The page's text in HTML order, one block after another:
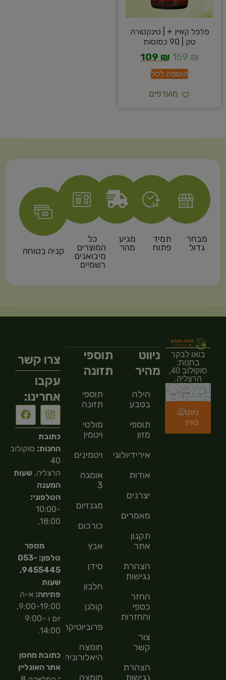
פלפל קאיין + | טינקטורה
טק | 90 כמוסות
159 ₪
109 ₪
הוספה לסל
מועדפים
מבחר
גדול
תמיד
פתוח
מגיע
מהר
כל
המוצרים
מיבואנים
רשמיים
קניה בטוחה
בואו לבקר
בחנות:
סוקולוב 40,
הרצליה.
ניווט
בוויז
ניווט
מהיר
הילה
בטבע
תוספי
מזון
אירידיולוגיה
אודות
יצרנים
מאמרים
תקנון
אתר
הצהרת
נגישות
החזר
כספי
והחזרות
צור
קשר
הצהרת
נגישות
תוספי
תזונה
תוספי
תזונה
מולטי
ויטמין
ויטמינים
אומגה
3
מגנזיום
כורכום
אבץ
סידן
חלבון
קולגן
פרוביוטיקה
חומצה
היאלורונית
חומצה
צרו קשר
עקבו
אחרינו:
כתובת
החנות: סוקולוב
40
הרצליה,שעות
המענה
הטלפוני:
10:00-
18:00,
מספר
טלפון: 053-
9455445,
שעות
פתיחה: א-ה
9:00-19:00,
יום ו 9:00-
14:00.
כתובת מחסן
אתר האונליין